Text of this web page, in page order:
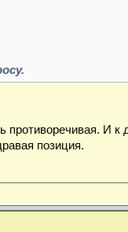
противоречивая. И
позиция.